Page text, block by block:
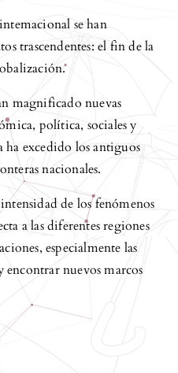
se han
trascendentes: el fin de la
magnificado nuevas
política, sociales y
ha excedido los antiguos
nacionales.
de los fenómenos
a las diferentes regiones
especialmente las
encontrar nuevos marcos